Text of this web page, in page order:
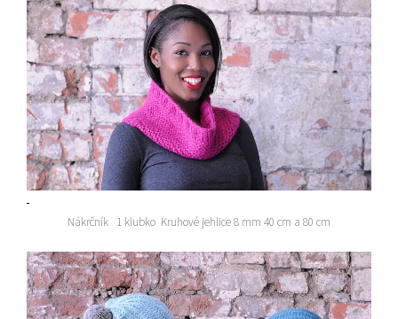
Nákrčník 1 klubko Kruhové jehlice 8 mm 40 cm a 80 cm